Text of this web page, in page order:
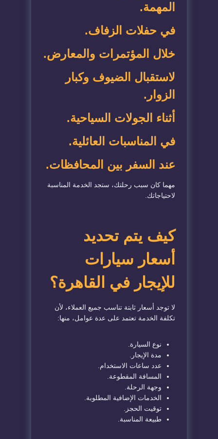
المهمة.
في حفلات الزفاف.
خلال المؤتمرات والمعارض.
لاستقبال الضيوف وكبار
الزوار .
أثناء الجولات السياحية.
في المناسبات العائلية.
عند السفر بين المحافظات.
مهما كان سبب رحلتك، ستجد الخدمة المناسبة
لاحتياجاتك.
كيف يتم تحديد
أسعار سيارات
للإيجار في القاهرة؟
لا توجد أسعار ثابتة تناسب جميع العملاء، لأن
تكلفة الخدمة تعتمد على عدة عوامل، منها:
نوع السيارة.
مدة الإيجار.
عدد ساعات الاستخدام.
المسافة المقطوعة.
وجهة الرحلة.
الخدمات الإضافية المطلوبة.
توقيت الحجز.
طبيعة المناسبة.